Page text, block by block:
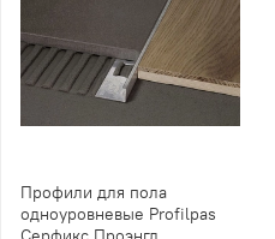
Профили для пола
одноуровневые Profilpas